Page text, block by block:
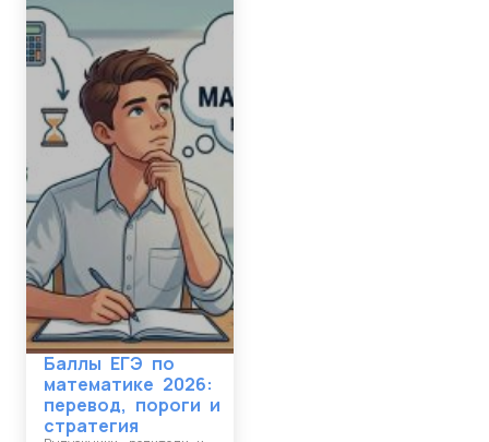
Баллы ЕГЭ по
математике 2026:
перевод, пороги и
стратегия